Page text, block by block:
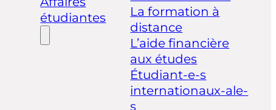
étudiantes
La formation à
distance
L’aide financière
aux études
Étudiant-e-s
internationaux-ale-
s